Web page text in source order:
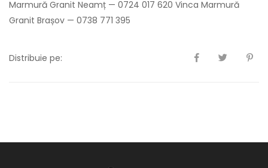
Marmură Granit Neamț — 0724 017 620 Vinca Marmură
Granit Brașov — 0738 771 395
Distribuie pe: